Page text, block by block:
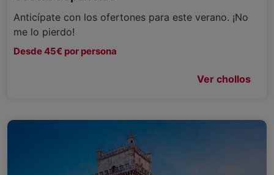
Anticípate con los ofertones para este verano. ¡No
me lo pierdo!
Desde 45€ por persona
Ver chollos